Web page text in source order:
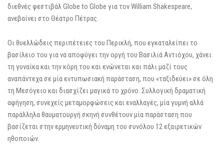
διεθνές φεστιβάλ Globe to Globe για τον William Shakespeare,
ανεβαίνει στο Θέατρο Πέτρας.
Οι θυελλώδεις περιπέτειες του Περικλή, που εγκαταλείπει το
βασίλειο του για να αποφύγει την οργή του Βασιλιά Αντιόχου, χάνει
τη γυναίκα και την κόρη του και ενώνεται και πάλι μαζί τους
αναπάντεχα σε μία εντυπωσιακή παράσταση, που «ταξιδεύει» σε όλη
τη Μεσόγειο και διασχίζει μαγικά το χρόνο. Συλλογική δραματική
αφήγηση, συνεχείς μεταμορφώσεις και εναλλαγές, μία γυμνή αλλά
παράλληλα θαυματουργή σκηνή συνθέτουν μία παράσταση που
βασίζεται στην ερμηνευτική δύναμη του συνόλου 12 εξαιρετικών
ηθοποιών.